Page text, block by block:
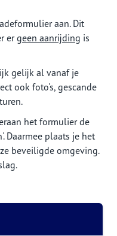
aan. Dit
ergeen aanrijding is
gelijk al vanaf je
ook foto's, gescande
het formulier de
Daarmee plaats je het
beveiligde omgeving.